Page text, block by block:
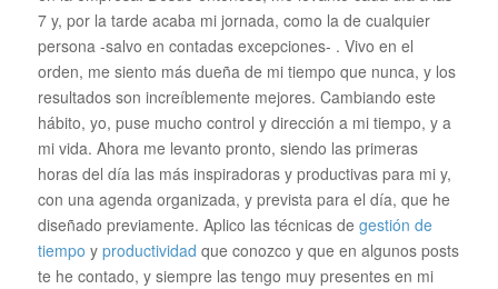
7 y, por la tarde acaba mi jornada, como la de cualquier
persona -salvo en contadas excepciones- . Vivo en el
orden, me siento más dueña de mi tiempo que nunca, y los
resultados son increíblemente mejores. Cambiando este
hábito, yo, puse mucho control y dirección a mi tiempo, y a
mi vida. Ahora me levanto pronto, siendo las primeras
horas del día las más inspiradoras y productivas para mi y,
con una agenda organizada, y prevista para el día, que he
diseñado previamente. Aplico las técnicas de gestión de
tiempo y productividad que conozco y que en algunos posts
te he contado, y siempre las tengo muy presentes en mi